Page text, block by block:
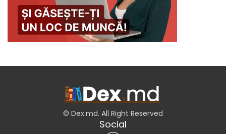
© Dex.md. All Right Reserved
Social